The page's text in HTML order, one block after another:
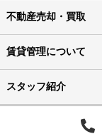
不動産売却・買取
賃貸管理について
スタッフ紹介